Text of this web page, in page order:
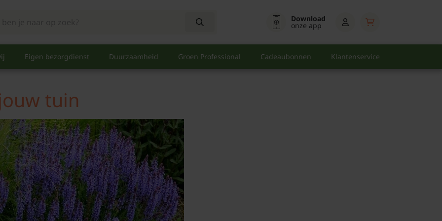
Download
onze app
Eigen bezorgdienst Duurzaamheid Groen Professional Cadeaubonnen Klantenservice
tuin